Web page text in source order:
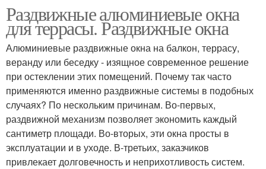
Материалы для
раздвижных окон
Уход за раздвижными
окнами
створками
Окна в квартиру
Окна на лоджии
Раздвижные алюминиевые окна
для террасы. Раздвижные окна
Алюминиевые раздвижные окна на балкон, террасу,
веранду или беседку - изящное современное решение
при остеклении этих помещений. Почему так часто
применяются именно раздвижные системы в подобных
случаях? По нескольким причинам. Во-первых,
раздвижной механизм позволяет экономить каждый
сантиметр площади. Во-вторых, эти окна просты в
эксплуатации и в уходе. В-третьих, заказчиков
привлекает долговечность и неприхотливость систем.